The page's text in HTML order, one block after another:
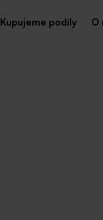
Kupujeme podíly O